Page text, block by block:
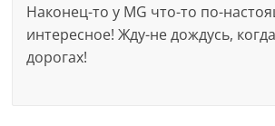
Наконец-то у MG что-то по-
интересное! Жду-не дождусь,
дорогах!